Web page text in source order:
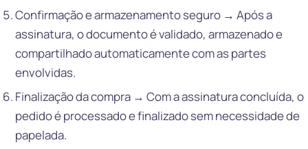
Confirmação e armazenamento seguro → Após a
assinatura, o documento é validado, armazenado e
compartilhado automaticamente com as partes
envolvidas.
Finalização da compra → Com a assinatura concluída, o
pedido é processado e finalizado sem necessidade de
papelada.